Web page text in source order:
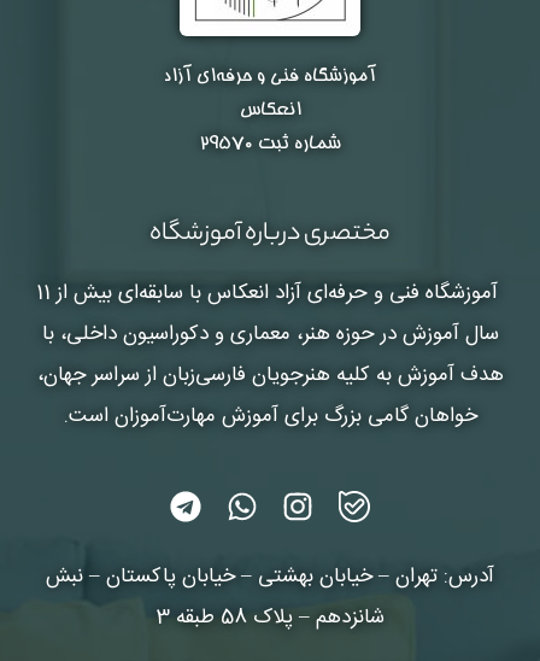
آموزشگاه فنی و حرفه‌ای آزاد
انعکاس
شماره ثبت ۲۹۵۷۰
مختصری درباره آموزشگاه
آموزشگاه فنی و حرفه‌ای آزاد انعکاس
با سابقه‌ای بیش از 11
سال آموزش در حوزه هنر، معماری و دکوراسیون داخلی، با
هدف آموزش به کلیه هنرجویان فارسی‌زبان از سراسر جهان،
خواهان گامی بزرگ برای آموزش مهارت‌آموزان است.
آدرس: تهران – خیابان بهشتی – خیابان پاکستان – نبش
شانزدهم – پلاک 58 طبقه 3